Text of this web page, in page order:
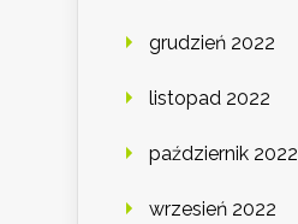
grudzień 2022
listopad 2022
październik 2022
wrzesień 2022